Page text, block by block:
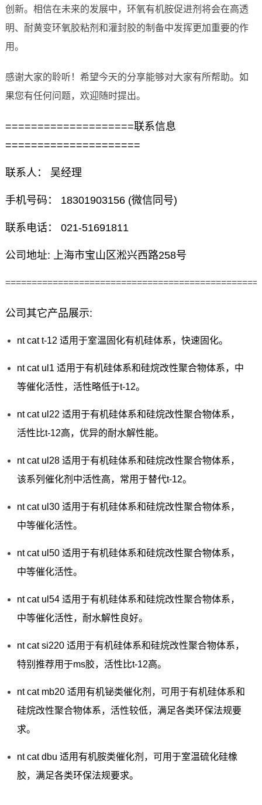
创新。相信在未来的发展中，环氧有机胺促进剂将会在高透
明、耐黄变环氧胶粘剂和灌封胶的制备中发挥更加重要的作
用。
感谢大家的聆听！希望今天的分享能够对大家有所帮助。如
果您有任何问题，欢迎随时提出。
====================联系信息
=====================
联系人： 吴经理
手机号码： 18301903156 (微信同号)
联系电话： 021-51691811
公司地址: 上海市宝山区淞兴西路258号
公司其它产品展示:
nt cat t-12 适用于室温固化有机硅体系，快速固化。
nt cat ul1 适用于有机硅体系和硅烷改性聚合物体系，中
等催化活性，活性略低于t-12。
nt cat ul22 适用于有机硅体系和硅烷改性聚合物体系，
活性比t-12高，优异的耐水解性能。
nt cat ul28 适用于有机硅体系和硅烷改性聚合物体系，
该系列催化剂中活性高，常用于替代t-12。
nt cat ul30 适用于有机硅体系和硅烷改性聚合物体系，
中等催化活性。
nt cat ul50 适用于有机硅体系和硅烷改性聚合物体系，
中等催化活性。
nt cat ul54 适用于有机硅体系和硅烷改性聚合物体系，
中等催化活性，耐水解性良好。
nt cat si220 适用于有机硅体系和硅烷改性聚合物体系，
特别推荐用于ms胶，活性比t-12高。
nt cat mb20 适用有机铋类催化剂，可用于有机硅体系和
硅烷改性聚合物体系，活性较低，满足各类环保法规要
求。
nt cat dbu 适用有机胺类催化剂，可用于室温硫化硅橡
胶，满足各类环保法规要求。